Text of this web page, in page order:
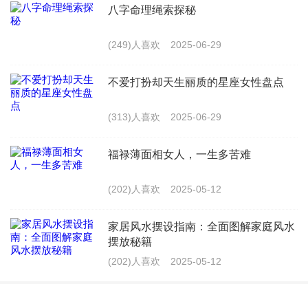
2. 感情线短且浅：这样的人可能情感较为内向，
不太善于表达，需要伴侣更多的关心和理解。
3. 感情线有岛纹：岛纹代表着感情上的困扰和挫
折。感情线上的岛纹越多，说明在婚姻中可能遇到的
三、事业线解读
事业线，位于手掌的下方，从小指侧延伸至食指
侧，与婚姻线相邻。事业线的变化，也能在一定程度
上反映出婚姻运势。
八字命理绳索探秘
(249)人喜欢 2025-06-29
不爱打扮却天生丽质的星座女性盘点
(313)人喜欢 2025-06-29
福禄薄面相女人，一生多苦难
(202)人喜欢 2025-05-12
家居风水摆设指南：全面图解家庭风水
摆放秘籍
(202)人喜欢 2025-05-12